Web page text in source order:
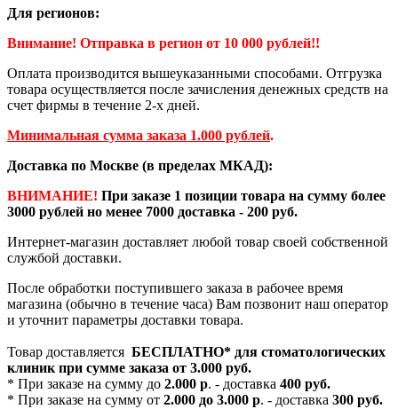
Для регионов:
Внимание! Отправка в регион от 10 000 рублей!!
Оплата производится вышеуказанными способами. Отгрузка
товара осуществляется после зачисления денежных средств на
счет фирмы в течение 2-х дней.
Минимальная сумма заказа 1.000 рублей.
Доставка по Москве (в пределах МКАД):
ВНИМАНИЕ! При заказе 1 позиции товара на сумму более
3000 рублей но менее 7000 доставка - 200 руб.
Интернет-магазин доставляет любой товар своей собственной
службой доставки.
После обработки поступившего заказа в рабочее время
магазина (обычно в течение часа) Вам позвонит наш оператор
и уточнит параметры доставки товара.
Товар доставляется БЕСПЛАТНО* для стоматологических
клиник при сумме заказа от 3.000 руб.
* При заказе на сумму до 2.000 р. - доставка 400 руб.
* При заказе на сумму от 2.000 до 3.000 р. - доставка 300 руб.